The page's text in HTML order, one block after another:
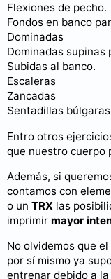
Flexiones de pecho.
Fondos en banco
Dominadas
Dominadas supinas
Subidas al banco.
Escaleras
Zancadas
Sentadillas búlgaras
Entro otros
que nuestro cuerpo
Además, si
contamos con
o un TRX las
imprimir mayor
No olvidemos que el
por sí mismo ya
entrenar debido a la